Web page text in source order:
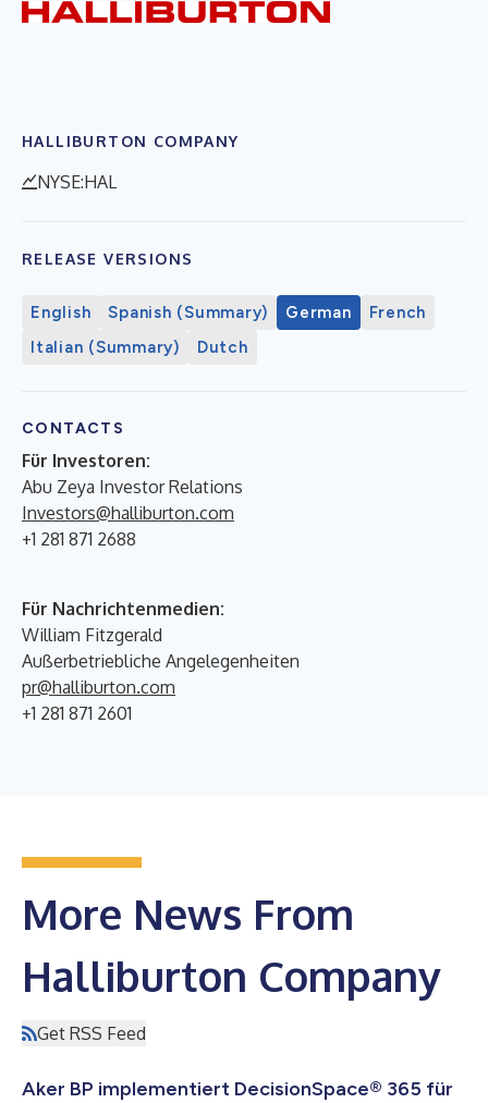
HALLIBURTON COMPANY
NYSE:HAL
RELEASE VERSIONS
English Spanish (Summary) German
French
Italian (Summary)
Dutch
CONTACTS
Für Investoren:
Abu Zeya Investor Relations
Investors@halliburton.com
+1 281 871 2688
Für Nachrichtenmedien:
William Fitzgerald
Außerbetriebliche Angelegenheiten
pr@halliburton.com
+1 281 871 2601
More News From
Halliburton Company
Get RSS Feed
Aker BP implementiert DecisionSpace® 365 für